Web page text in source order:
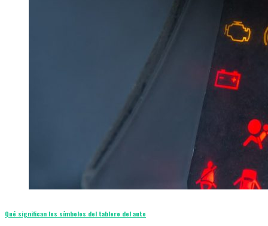
Qué significan los símbolos del tablero del auto